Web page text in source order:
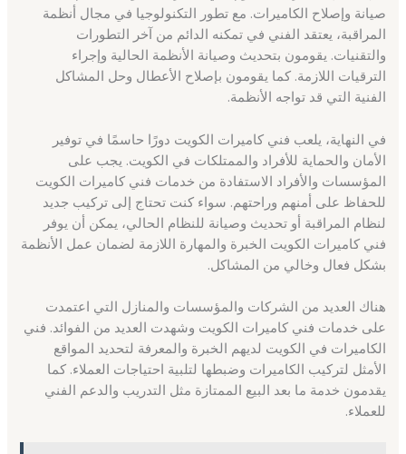
صيانة وإصلاح الكاميرات. مع تطور التكنولوجيا في مجال أنظمة
المراقبة، يعتقد الفني في تمكنه الدائم من آخر التطورات
والتقنيات. يقومون بتحديث وصيانة الأنظمة الحالية وإجراء
الترقيات اللازمة. كما يقومون بإصلاح الأعطال وحل المشاكل
الفنية التي قد تواجه الأنظمة.
في النهاية، يلعب فني كاميرات الكويت دورًا حاسمًا في توفير
الأمان والحماية للأفراد والممتلكات في الكويت. يجب على
المؤسسات والأفراد الاستفادة من خدمات فني كاميرات الكويت
للحفاظ على أمنهم وراحتهم. سواء كنت تحتاج إلى تركيب جديد
لنظام المراقبة أو تحديث وصيانة للنظام الحالي، يمكن أن يوفر
فني كاميرات الكويت الخبرة والمهارة اللازمة لضمان عمل الأنظمة
بشكل فعال وخالي من المشاكل.
هناك العديد من الشركات والمؤسسات والمنازل التي اعتمدت
على خدمات فني كاميرات الكويت وشهدت العديد من الفوائد. فني
الكاميرات في الكويت لديهم الخبرة والمعرفة لتحديد المواقع
الأمثل لتركيب الكاميرات وضبطها لتلبية احتياجات العملاء. كما
يقدمون خدمة ما بعد البيع الممتازة مثل التدريب والدعم الفني
للعملاء.